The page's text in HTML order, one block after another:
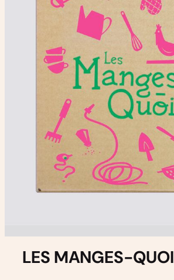
LES MANGES-QUOI